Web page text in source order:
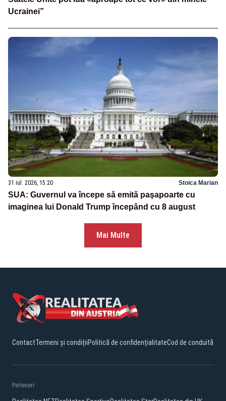
Ucrainei”
31 iul. 2026, 15:20 Stoica Marian
SUA: Guvernul va începe să emită paşapoarte cu
imaginea lui Donald Trump începând cu 8 august
Mai Multe
ContactTermeni și condițiiPolitică de confidențialitateCod de conduită
Parteneri: